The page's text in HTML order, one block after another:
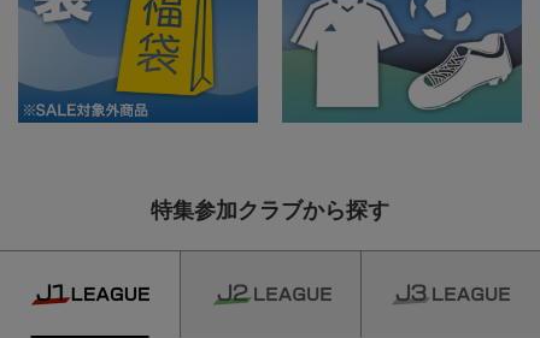
特集参加クラブから探す